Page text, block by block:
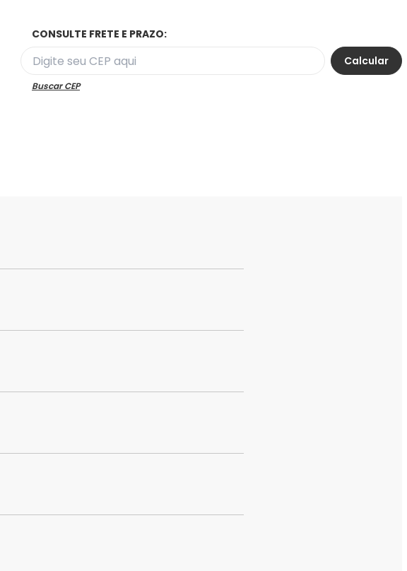
CONSULTE FRETE E PRAZO:
Buscar CEP